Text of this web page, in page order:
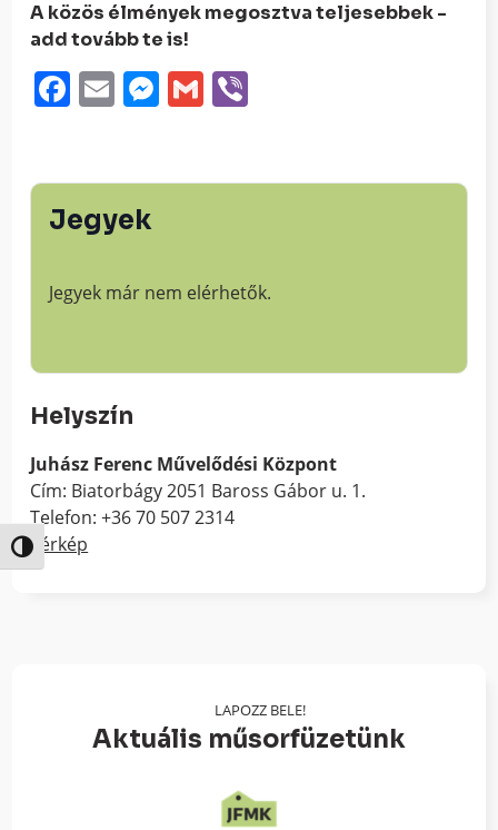
Nagy kontraszt váltása
A közös élmények megosztva teljesebbek -
add tovább te is!
Facebook
EmailMessenger
Gmail
Jegyek
Jegyek már nem elérhetők.
Helyszín
Juhász Ferenc Művelődési Központ
Cím: Biatorbágy 2051 Baross Gábor u. 1.
Telefon: +36 70 507 2314
Térkép
LAPOZZ BELE!
Aktuális műsorfüzetünk